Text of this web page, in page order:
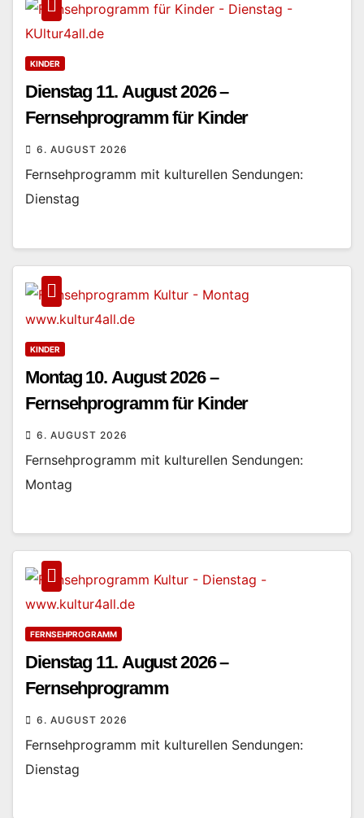
KINDER
Dienstag 11. August 2026 –
Fernsehprogramm für Kinder
6. AUGUST 2026
Fernsehprogramm mit kulturellen Sendungen:
Dienstag
KINDER
Montag 10. August 2026 –
Fernsehprogramm für Kinder
6. AUGUST 2026
Fernsehprogramm mit kulturellen Sendungen:
Montag
FERNSEHPROGRAMM
Dienstag 11. August 2026 –
Fernsehprogramm
6. AUGUST 2026
Fernsehprogramm mit kulturellen Sendungen:
Dienstag